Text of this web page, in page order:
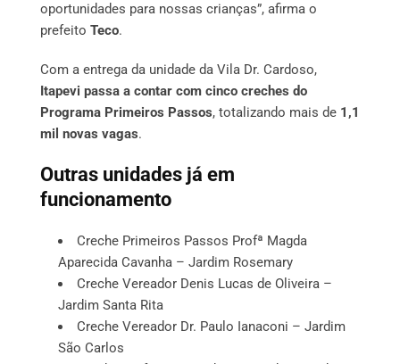
oportunidades para nossas crianças”, afirma o
prefeito Teco.
Com a entrega da unidade da Vila Dr. Cardoso,
Itapevi passa a contar com cinco creches do
Programa Primeiros Passos, totalizando mais de 1,1
mil novas vagas.
Outras unidades já em
funcionamento
Creche Primeiros Passos Profª Magda
Aparecida Cavanha – Jardim Rosemary
Creche Vereador Denis Lucas de Oliveira –
Jardim Santa Rita
Creche Vereador Dr. Paulo Ianaconi – Jardim
São Carlos